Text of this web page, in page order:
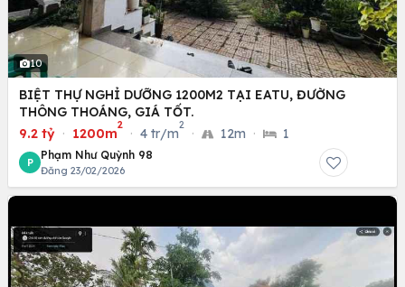
10
BIỆT THỰ NGHỈ DƯỠNG 1200M2 TẠI EATU, ĐƯỜNG
THÔNG THOÁNG, GIÁ TỐT.
9.2 tỷ · 1200m
2
· 4 tr/m
2
· 12m · 1
P
Phạm Như Quỳnh 98
Đăng 23/02/2026